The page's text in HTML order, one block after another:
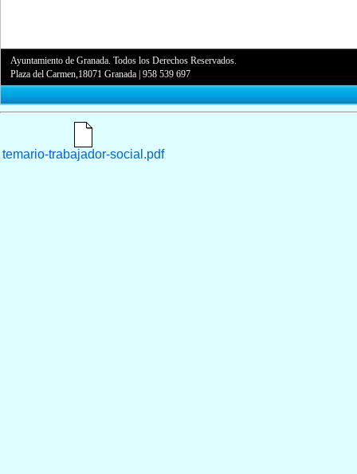
Ayuntamiento de Granada. Todos los Derechos Reservados.
Plaza del Carmen,18071 Granada |958 539 697
temario-trabajador-social.pdf